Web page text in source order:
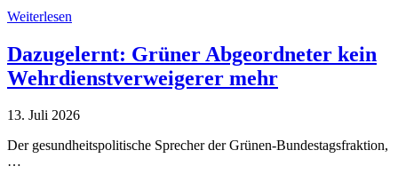
Weiterlesen
Dazugelernt: Grüner Abgeordneter kein
Wehrdienstverweigerer mehr
13. Juli 2026
Der gesundheitspolitische Sprecher der Grünen-Bundestagsfraktion,
…